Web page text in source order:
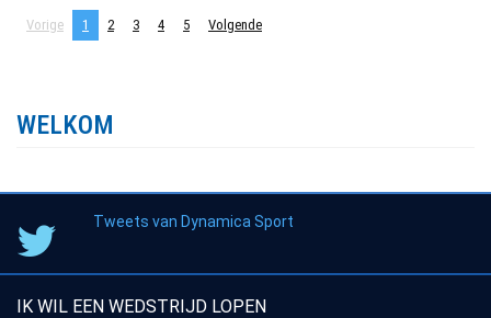
Vorige 1 2 3 4 5 Volgende
WELKOM
Tweets van Dynamica Sport
IK WIL EEN WEDSTRIJD LOPEN